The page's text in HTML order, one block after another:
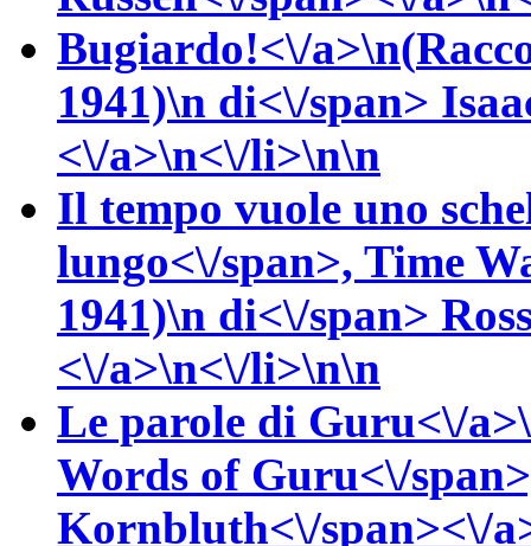
Bugiardo!<\/a>\n(
1941)\n di<\/span>
<\/a>\n<\/li>\n\n
Il tempo vuole uno
lungo<\/span>, Time
1941)\n di<\/span>
<\/a>\n<\/li>\n\n
Le parole di Guru<\/
Words of Guru<\/
Kornbluth<\/span><\/